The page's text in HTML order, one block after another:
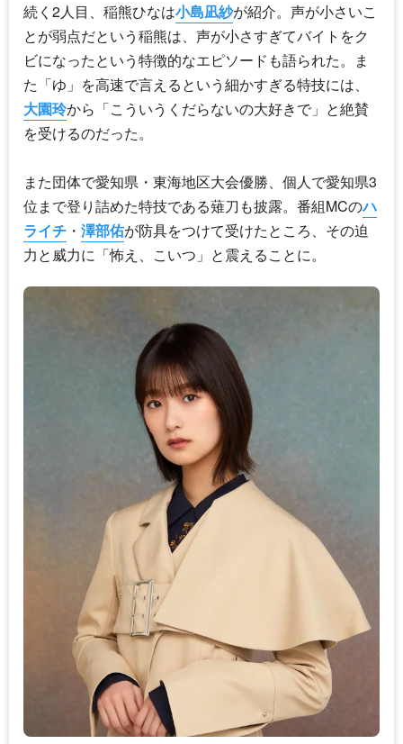
続く2人目、稲熊ひなは小島凪紗が紹介。声が小さいこ
とが弱点だという稲熊は、声が小さすぎてバイトをク
ビになったという特徴的なエピソードも語られた。ま
た「ゆ」を高速で言えるという細かすぎる特技には、
大園玲から「こういうくだらないの大好きで」と絶賛
を受けるのだった。
また団体で愛知県・東海地区大会優勝、個人で愛知県3
位まで登り詰めた特技である薙刀も披露。番組MCのハ
ライチ ・ 澤部佑が防具をつけて受けたところ、その迫
力と威力に「怖え、こいつ」と震えることに。